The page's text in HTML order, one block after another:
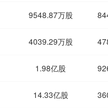
9548.87万股
4039.29万股
1.98亿股
14.33亿股